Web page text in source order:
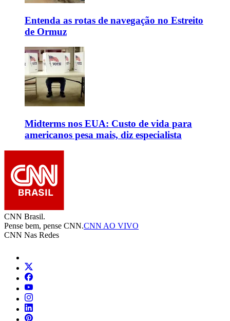
Entenda as rotas de navegação no Estreito
de Ormuz
Midterms nos EUA: Custo de vida para
americanos pesa mais, diz especialista
CNN Brasil.
Pense bem, pense CNN.CNN AO VIVO
CNN Nas Redes